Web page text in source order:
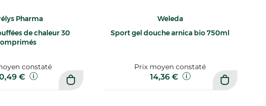
Pharma
de chaleur 30
constaté
€
Weleda
Sport gel douche arnica bio 750ml
Prix moyen constaté
14,36 €